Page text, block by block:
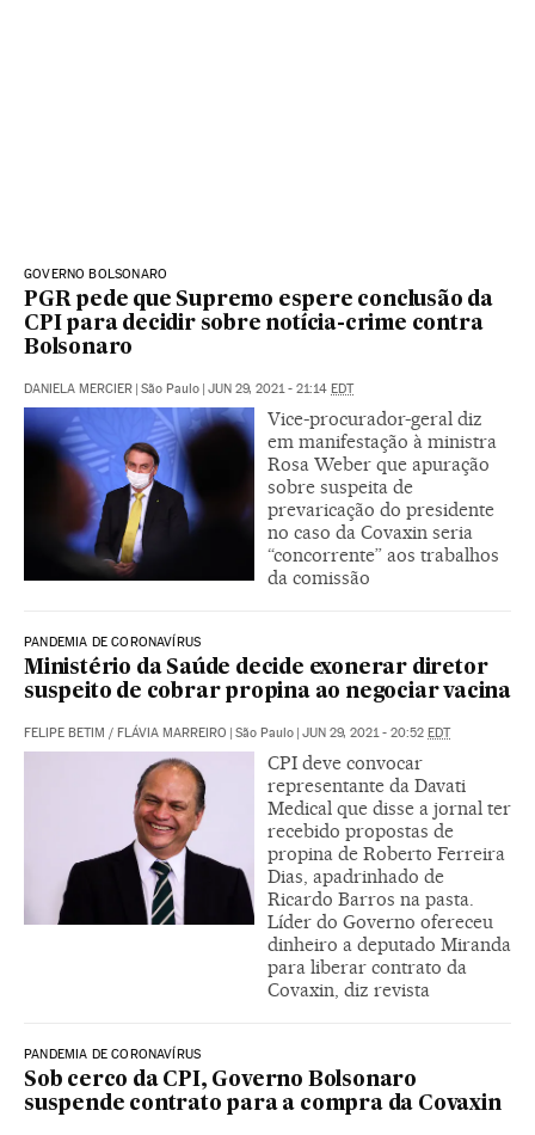
GOVERNO BOLSONARO
PGR pede que Supremo espere conclusão da
CPI para decidir sobre notícia-crime contra
Bolsonaro
DANIELA MERCIER | São Paulo | JUN 29, 2021 - 21:14 EDT
Vice-procurador-geral diz
em manifestação à ministra
Rosa Weber que apuração
sobre suspeita de
prevaricação do presidente
no caso da Covaxin seria
“concorrente” aos trabalhos
da comissão
PANDEMIA DE CORONAVÍRUS
Ministério da Saúde decide exonerar diretor
suspeito de cobrar propina ao negociar vacina
FELIPE BETIM / FLÁVIA MARREIRO | São Paulo | JUN 29, 2021 - 20:52 EDT
CPI deve convocar
representante da Davati
Medical que disse a jornal ter
recebido propostas de
propina de Roberto Ferreira
Dias, apadrinhado de
Ricardo Barros na pasta.
Líder do Governo ofereceu
dinheiro a deputado Miranda
para liberar contrato da
Covaxin, diz revista
PANDEMIA DE CORONAVÍRUS
Sob cerco da CPI, Governo Bolsonaro
suspende contrato para a compra da Covaxin